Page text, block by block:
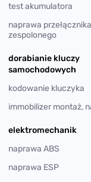
test akumulatora
naprawa przełącznika
zespolonego
dorabianie kluczy
samochodowych
kodowanie kluczyka
immobilizer montaż,
elektromechanik
naprawa ABS
naprawa ESP